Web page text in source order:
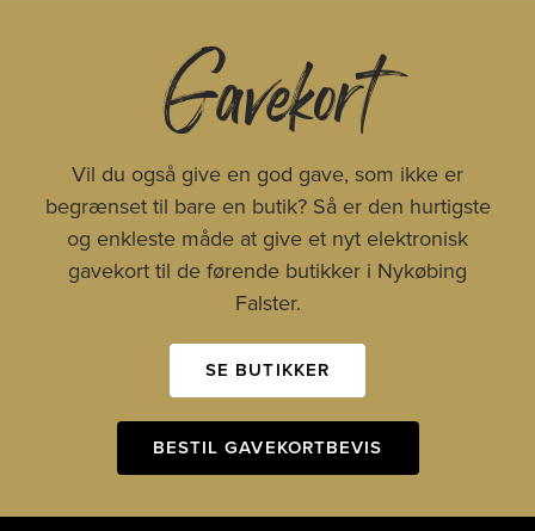
Gavekort
Vil du også give en god gave, som ikke er
begrænset til bare en butik? Så er den hurtigste
og enkleste måde at give et nyt elektronisk
gavekort til de førende butikker i Nykøbing
Falster.
SE BUTIKKER
BESTIL GAVEKORTBEVIS